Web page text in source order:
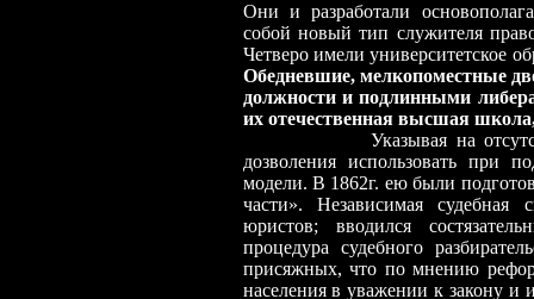
Они и разработали
собой новый тип служителя
Четверо имели университетское
Обедневшие, мелкопоместные
должности и подлинными
их отечественная высшая
Указывая на
дозволения использовать при
модели. В 1862г. ею были
части». Независимая судебная
юристов; вводился
процедура судебного
присяжных, что по мнению
населения в уважении к закону и